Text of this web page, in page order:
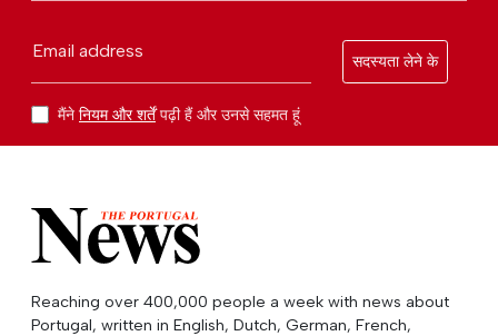
Email address
सदस्यता लेने के
मैंने नियम और शर्तेंपढ़ी हैं और उनसे सहमत हूं
Reaching over 400,000 people a week with news about
Portugal, written in English, Dutch, German, French,